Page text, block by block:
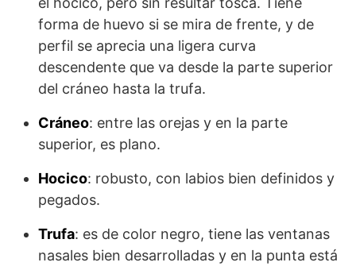
forma de huevo si se mira de frente, y de
perfil se aprecia una ligera curva
descendente que va desde la parte superior
del cráneo hasta la trufa.
Cráneo: entre las orejas y en la parte
superior, es plano.
Hocico: robusto, con labios bien definidos y
pegados.
Trufa: es de color negro, tiene las ventanas
nasales bien desarrolladas y en la punta está